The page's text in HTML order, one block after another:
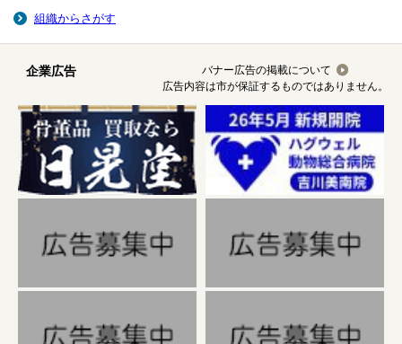
組織からさがす
企業広告
バナー広告の掲載について
広告内容は市が保証するものではありません。